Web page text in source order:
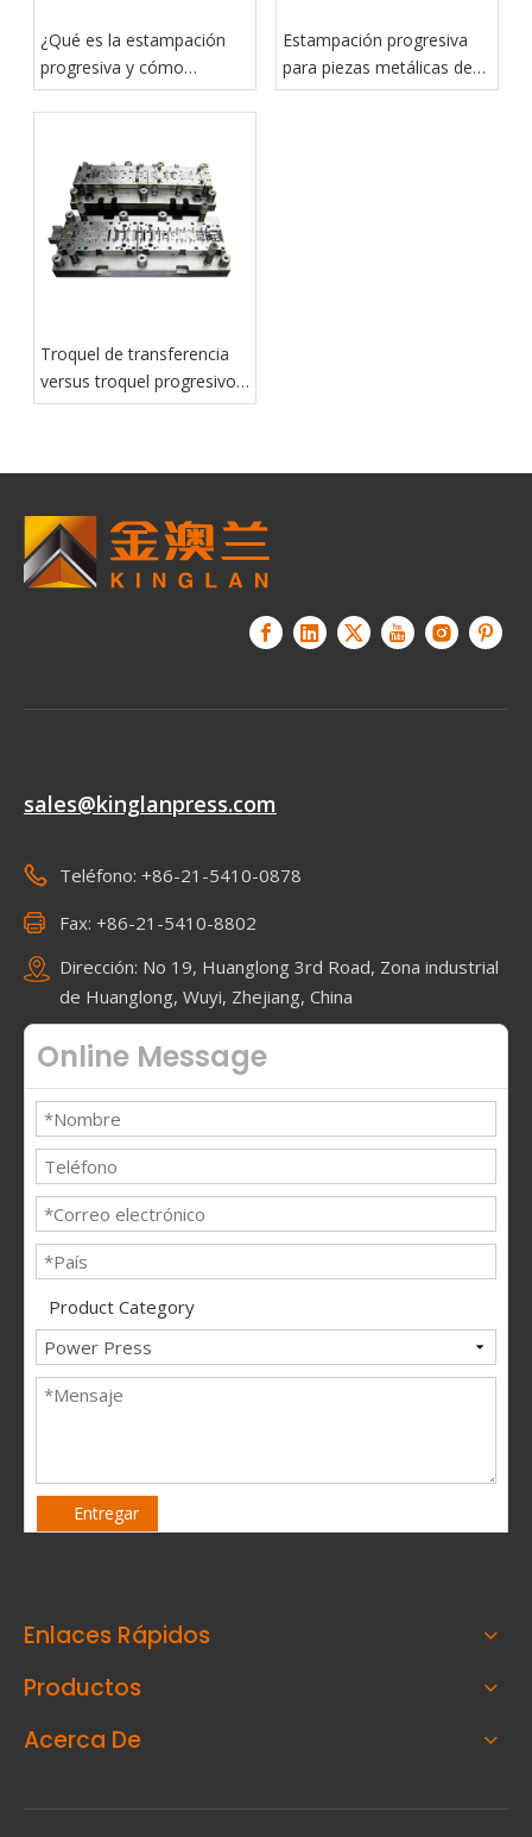
¿Qué es la estampación
progresiva y cómo
funciona?
Estampación progresiva
para piezas metálicas de
precisión pequeñas
Troquel de transferencia
versus troquel progresivo:
¿cuál es mejor para piezas
sales@kinglanpress.com
Teléfono: +86-21-5410-0878
Fax: +86-21-5410-8802
Dirección: No 19, Huanglong 3rd Road, Zona industrial
de Huanglong, Wuyi, Zhejiang, China
Online Message
Product Category
Entregar
Enlaces Rápidos
Productos
Acerca De